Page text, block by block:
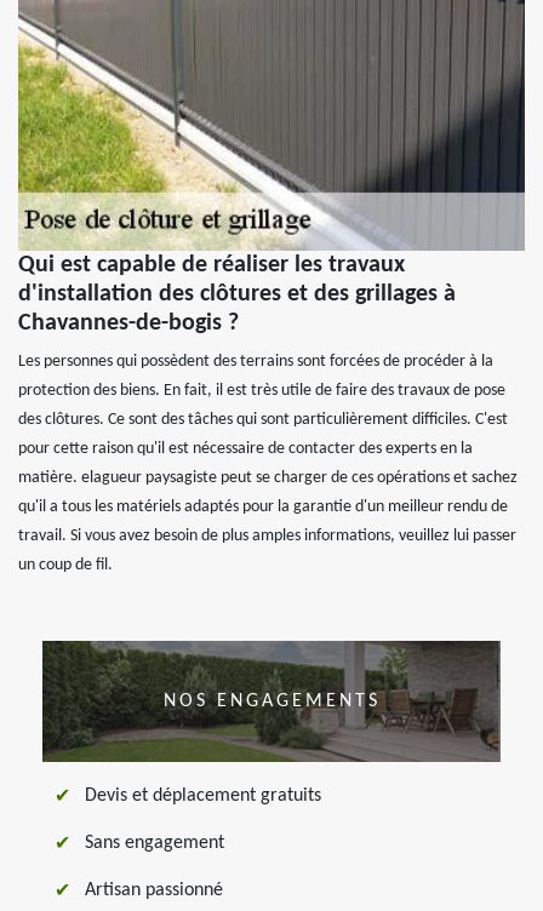
Qui est capable de réaliser les travaux
d'installation des clôtures et des grillages à
Chavannes-de-bogis ?
Les personnes qui possèdent des terrains sont forcées de procéder à la
protection des biens. En fait, il est très utile de faire des travaux de pose
des clôtures. Ce sont des tâches qui sont particulièrement difficiles. C'est
pour cette raison qu'il est nécessaire de contacter des experts en la
matière. elagueur paysagiste peut se charger de ces opérations et sachez
qu'il a tous les matériels adaptés pour la garantie d'un meilleur rendu de
travail. Si vous avez besoin de plus amples informations, veuillez lui passer
un coup de fil.
NOS ENGAGEMENTS
Devis et déplacement gratuits
Sans engagement
Artisan passionné